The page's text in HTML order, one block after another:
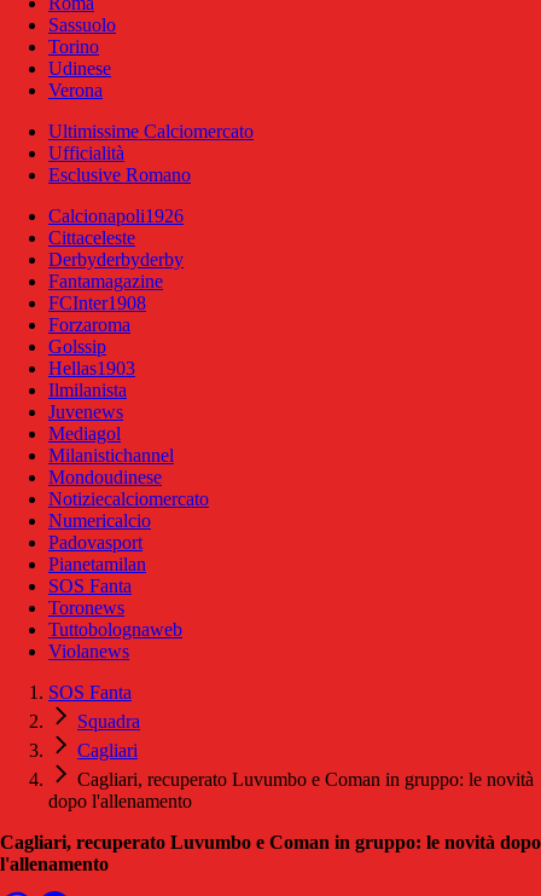
Sassuolo
Torino
Udinese
Verona
Ultimissime Calciomercato
Ufficialità
Esclusive Romano
Calcionapoli1926
Cittaceleste
Derbyderbyderby
Fantamagazine
FCInter1908
Forzaroma
Golssip
Hellas1903
Ilmilanista
Juvenews
Mediagol
Milanistichannel
Mondoudinese
Notiziecalciomercato
Numericalcio
Padovasport
Pianetamilan
SOS Fanta
Toronews
Tuttobolognaweb
Violanews
SOS Fanta
Squadra
Cagliari
Cagliari, recuperato Luvumbo e Coman in gruppo: le novità
dopo l'allenamento
Cagliari, recuperato Luvumbo e Coman in gruppo: le novità dopo
l'allenamento